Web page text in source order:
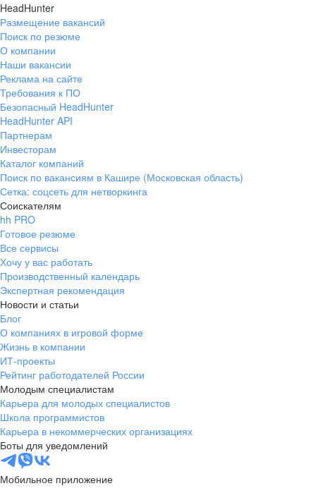
HeadHunter
Размещение вакансий
Поиск по резюме
О компании
Наши вакансии
Реклама на сайте
Требования к ПО
Безопасный HeadHunter
HeadHunter API
Партнерам
Инвесторам
Каталог компаний
Поиск по вакансиям в Кашире (Московская область)
Сетка: соцсеть для нетворкинга
Соискателям
hh PRO
Готовое резюме
Все сервисы
Хочу у вас работать
Производственный календарь
Экспертная рекомендация
Новости и статьи
Блог
О компаниях в игровой форме
Жизнь в компании
ИТ-проекты
Рейтинг работодателей России
Молодым специалистам
Карьера для молодых специалистов
Школа программистов
Карьера в некоммерческих организациях
Боты для уведомлений
Мобильное приложение